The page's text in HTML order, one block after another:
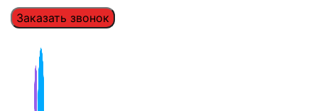
Заказать звонок